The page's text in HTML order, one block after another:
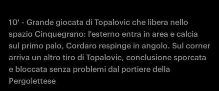
10' - Grande giocata di Topalovic che libera nello
spazio Cinquegrano: l'esterno entra in area e calcia
sul primo palo, Cordaro respinge in angolo. Sul corner
arriva un altro tiro di Topalovic, conclusione sporcata
e bloccata senza problemi dal portiere della
Pergolettese